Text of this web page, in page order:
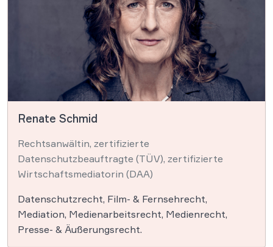
Renate Schmid
Rechtsanwältin, zertifizierte
Datenschutzbeauftragte (TÜV), zertifizierte
Wirtschaftsmediatorin (DAA)
Datenschutzrecht, Film- & Fernsehrecht,
Mediation, Medienarbeitsrecht, Medienrecht,
Presse- & Äußerungsrecht.